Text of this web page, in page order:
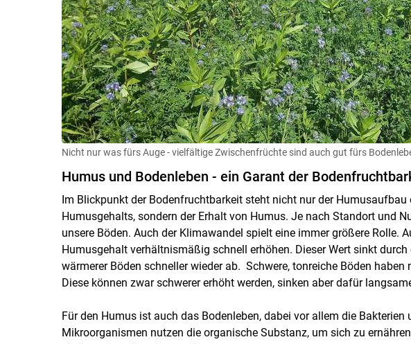
Nicht nur was fürs Auge - vielfältige Zwischenfrüchte sind auch gut fürs
Humus und Bodenleben - ein Garant der
Im Blickpunkt der Bodenfruchtbarkeit steht nicht nur der Humusaufbau
Humusgehalts, sondern der Erhalt von Humus. Je nach Standort und
unsere Böden. Auch der Klimawandel spielt eine immer größere Rolle.
Humusgehalt verhältnismäßig schnell erhöhen. Dieser Wert sinkt
wärmerer Böden schneller wieder ab. Schwere, tonreiche Böden
Diese können zwar schwerer erhöht werden, sinken aber dafür
Für den Humus ist auch das Bodenleben, dabei vor allem die Bakterien
Mikroorganismen nutzen die organische Substanz, um sich zu